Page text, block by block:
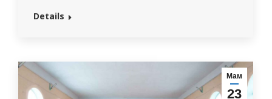
әлеуметтік қызметтер және белсенді
шынықтыру сабақтары өткізіліп келеді.
Жоба аясындағы іс-шаралар кафедра
Details
Мам
23